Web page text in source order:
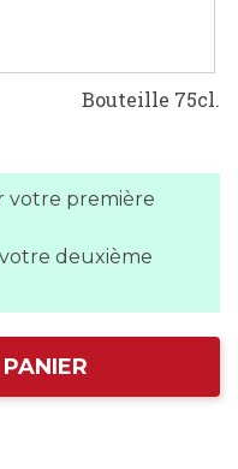
Bouteille 75cl.
votre première
deuxième